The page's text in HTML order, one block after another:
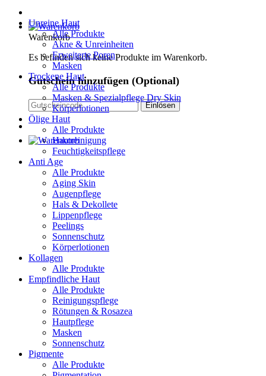
Warenkorb
Es befinden sich keine Produkte im Warenkorb.
Gutschein hinzufügen (Optional)
Unreine Haut
Alle Produkte
Akne & Unreinheiten
Erweiterte Poren
Masken
Trockene Haut
Alle Produkte
Masken & Spezialpflege Dry Skin
Körperlotionen
Ölige Haut
Alle Produkte
Hautreinigung
Feuchtigkeitspflege
Anti Age
Alle Produkte
Aging Skin
Augenpflege
Hals & Dekollete
Lippenpflege
Peelings
Sonnenschutz
Körperlotionen
Kollagen
Alle Produkte
Empfindliche Haut
Alle Produkte
Reinigungspflege
Rötungen & Rosazea
Hautpflege
Masken
Sonnenschutz
Pigmente
Alle Produkte